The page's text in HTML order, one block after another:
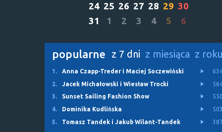
24 25 26 27 28 29 30
31
1 2 3 4 5 6
popularne z 7 dni z miesiąca z
1. Anna Czapp-Treder i Maciej Soczewiński
2.
Jacek Michałowski i Wiesław Trocki
3.
Sunset Sailing Fashion Show
4.
Dominika Kudlińska
5.
Tomasz Tandek i Jakub Wilant-Tandek